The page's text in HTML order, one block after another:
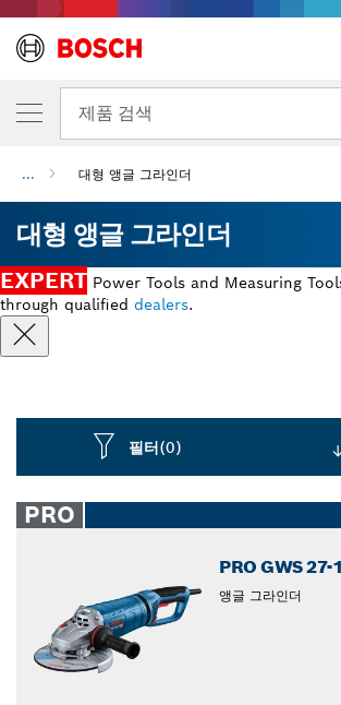
제품 검색
... 대형 앵글 그라인더
대형 앵글 그라인더
EXPERT Power Tools and Measuring
through qualified dealers.
필터(0)
closed
PRO
PRO GWS 27-
앵글 그라인더